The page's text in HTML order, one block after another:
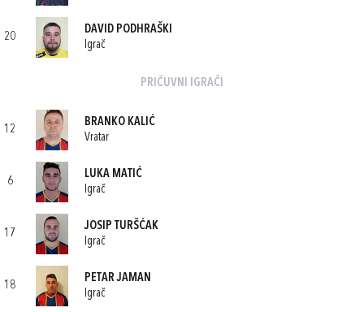
20
DAVID PODHRAŠKI
Igrač
PRIČUVNI IGRAČI
12
BRANKO KALIĆ
Vratar
6
LUKA MATIĆ
Igrač
17
JOSIP TURŠĆAK
Igrač
18
PETAR JAMAN
Igrač